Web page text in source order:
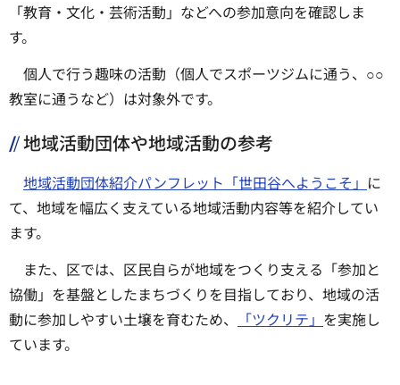
「教育・文化・芸術活動」などへの参加意向を確認しま
す。
個人で行う趣味の活動（個人でスポーツジムに通う、○○
教室に通うなど）は対象外です。
地域活動団体や地域活動の参考
地域活動団体紹介パンフレット「世田谷へようこそ」 に
て、地域を幅広く支えている地域活動内容等を紹介してい
ます。
また、区では、区民自らが地域をつくり支える「参加と
協働」を基盤としたまちづくりを目指しており、地域の活
動に参加しやすい土壌を育むため、
「ツクリテ」 を実施し
ています。